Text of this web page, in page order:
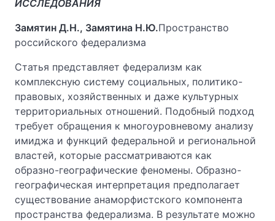
ИССЛЕДОВАНИЯ
Замятин Д.Н., Замятина Н.Ю.Пространство
российского федерализма
Статья представляет федерализм как
комплексную систему социальных, политико-
правовых, хозяйственных и даже культурных
территориальных отношений. Подобный подход
требует обращения к многоуровневому анализу
имиджа и функций федеральной и региональной
властей, которые рассматриваются как
образно-географические феномены. Образно-
географическая интерпретация предполагает
существование анаморфистского компонента
пространства федерализма. В результате можно